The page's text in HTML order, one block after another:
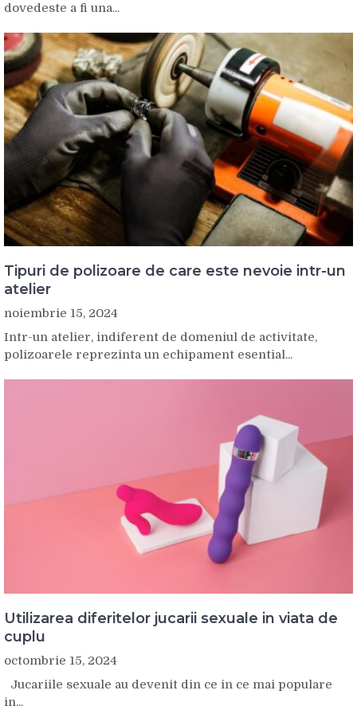
dovedeste a fi una...
Tipuri de polizoare de care este nevoie intr-un
atelier
noiembrie 15, 2024
Intr-un atelier, indiferent de domeniul de activitate,
polizoarele reprezinta un echipament esential...
Utilizarea diferitelor jucarii sexuale in viata de
cuplu
octombrie 15, 2024
Jucariile sexuale au devenit din ce in ce mai populare
in...